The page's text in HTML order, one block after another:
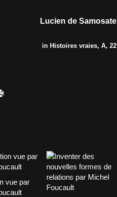
Lucien de Samosate
in Histoires vraies, A, 22
vue par